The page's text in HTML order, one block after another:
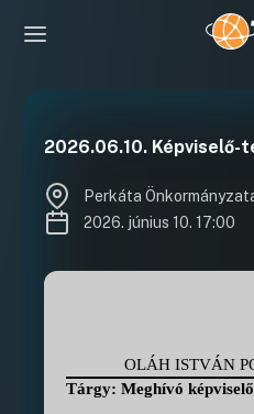
2026.06.10. Képviselő-
Perkáta
2026. június 10. 17:00
OLÁH ISTVÁN
Tárgy: Meghívó